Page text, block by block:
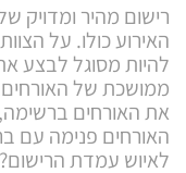
רישום מהיר ומדויק
האירוע כולו. על
להיות מסוגל לבצע
ממושכת של
את האורחים
האורחים פנימה עם
לאיוש עמדת